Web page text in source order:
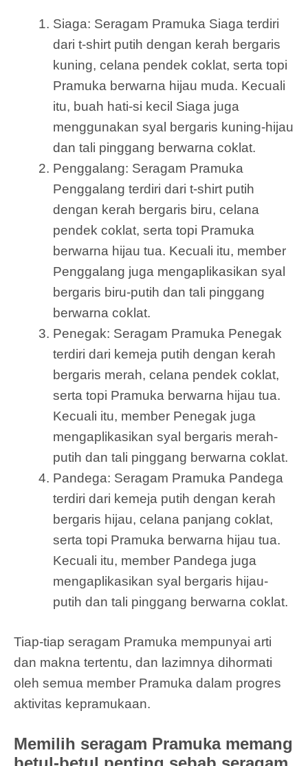
Siaga: Seragam Pramuka Siaga terdiri
dari t-shirt putih dengan kerah bergaris
kuning, celana pendek coklat, serta topi
Pramuka berwarna hijau muda. Kecuali
itu, buah hati-si kecil Siaga juga
menggunakan syal bergaris kuning-hijau
dan tali pinggang berwarna coklat.
Penggalang: Seragam Pramuka
Penggalang terdiri dari t-shirt putih
dengan kerah bergaris biru, celana
pendek coklat, serta topi Pramuka
berwarna hijau tua. Kecuali itu, member
Penggalang juga mengaplikasikan syal
bergaris biru-putih dan tali pinggang
berwarna coklat.
Penegak: Seragam Pramuka Penegak
terdiri dari kemeja putih dengan kerah
bergaris merah, celana pendek coklat,
serta topi Pramuka berwarna hijau tua.
Kecuali itu, member Penegak juga
mengaplikasikan syal bergaris merah-
putih dan tali pinggang berwarna coklat.
Pandega: Seragam Pramuka Pandega
terdiri dari kemeja putih dengan kerah
bergaris hijau, celana panjang coklat,
serta topi Pramuka berwarna hijau tua.
Kecuali itu, member Pandega juga
mengaplikasikan syal bergaris hijau-
putih dan tali pinggang berwarna coklat.
Tiap-tiap seragam Pramuka mempunyai arti
dan makna tertentu, dan lazimnya dihormati
oleh semua member Pramuka dalam progres
aktivitas kepramukaan.
Memilih seragam Pramuka memang